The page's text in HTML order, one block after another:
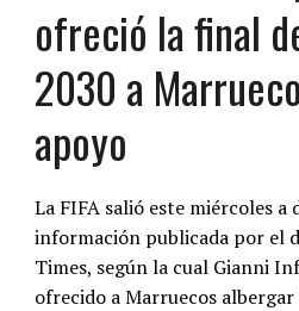
ofreció la final
2030 a
apoyo
La FIFA salió este miércoles a
información publicada por el
Times, según la cual Gianni
ofrecido a Marruecos